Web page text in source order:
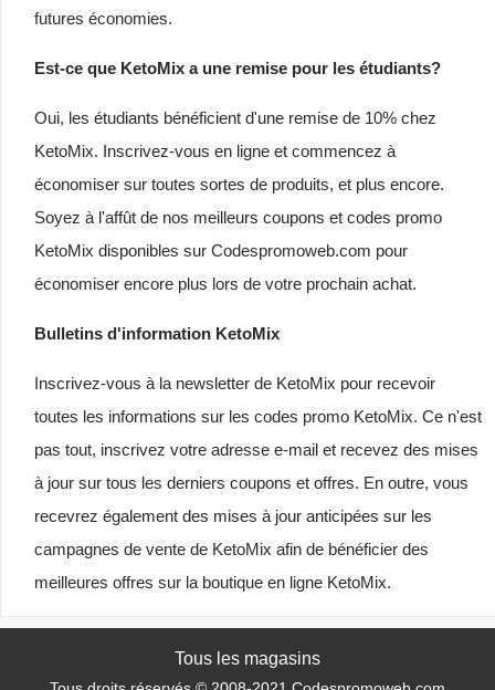
futures économies.
Est-ce que KetoMix a une remise pour les étudiants?
Oui, les étudiants bénéficient d'une remise de 10% chez
KetoMix. Inscrivez-vous en ligne et commencez à
économiser sur toutes sortes de produits, et plus encore.
Soyez à l'affût de nos meilleurs coupons et codes promo
KetoMix disponibles sur Codespromoweb.com pour
économiser encore plus lors de votre prochain achat.
Bulletins d'information KetoMix
Inscrivez-vous à la newsletter de KetoMix pour recevoir
toutes les informations sur les codes promo KetoMix. Ce n'est
pas tout, inscrivez votre adresse e-mail et recevez des mises
à jour sur tous les derniers coupons et offres. En outre, vous
recevrez également des mises à jour anticipées sur les
campagnes de vente de KetoMix afin de bénéficier des
meilleures offres sur la boutique en ligne KetoMix.
Tous les magasins